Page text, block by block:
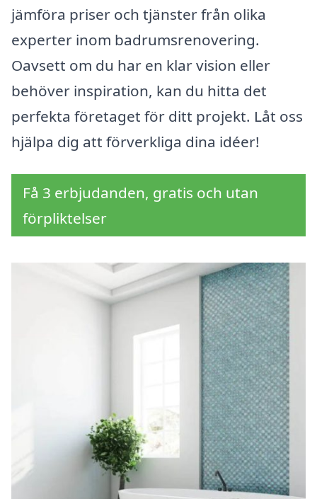
jämföra priser och tjänster från olika
experter inom badrumsrenovering.
Oavsett om du har en klar vision eller
behöver inspiration, kan du hitta det
perfekta företaget för ditt projekt. Låt oss
hjälpa dig att förverkliga dina idéer!
Få 3 erbjudanden, gratis och utan
förpliktelser